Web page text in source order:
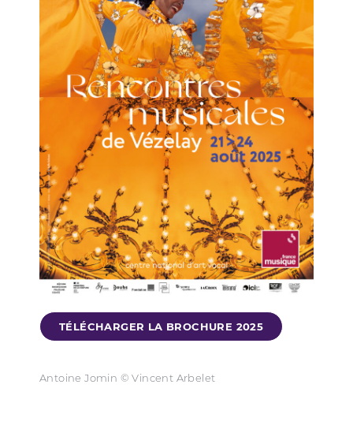
TÉLÉCHARGER LA BROCHURE 2025
Antoine Jomin © Vincent Arbelet